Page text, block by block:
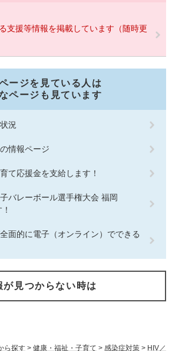
ら探す > 健康・福祉・子育て > 感染症対策 > HIV／
支援等情報を掲載しています（随時更
ージを見ている人は
ページも見ています
況
情報ページ
て応援金を支給します！
バレーボール選手権大会 福岡
面的に電子（オンライン）でできる
が見つからない時は